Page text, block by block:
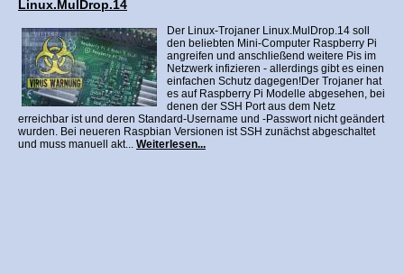
Linux.MulDrop.14
Der Linux-Trojaner Linux.MulDrop.14 soll
den beliebten Mini-Computer Raspberry Pi
angreifen und anschließend weitere Pis im
Netzwerk infizieren - allerdings gibt es einen
einfachen Schutz dagegen!Der Trojaner hat
es auf Raspberry Pi Modelle abgesehen, bei
denen der SSH Port aus dem Netz
erreichbar ist und deren Standard-Username und -Passwort nicht geändert
wurden. Bei neueren Raspbian Versionen ist SSH zunächst abgeschaltet
und muss manuell akt... Weiterlesen...